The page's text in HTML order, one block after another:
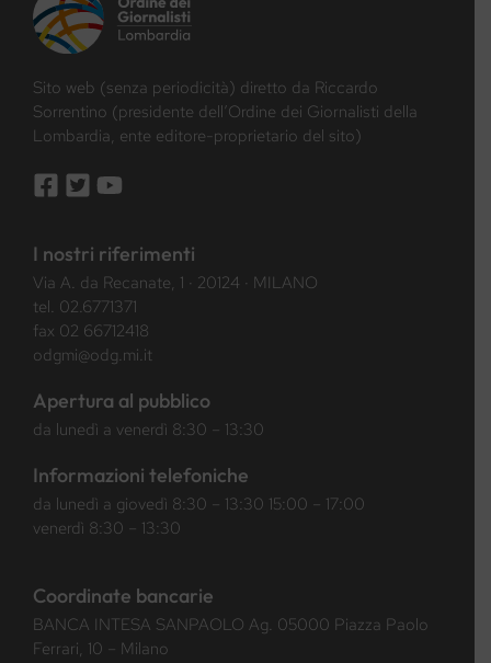
Sito web (senza periodicità) diretto da Riccardo
Sorrentino (presidente dell’Ordine dei Giornalisti della
Lombardia, ente editore-proprietario del sito)
I nostri riferimenti
Via A. da Recanate, 1 · 20124 · MILANO
tel. 02.6771371
fax 02 66712418
odgmi@odg.mi.it
Apertura al pubblico
da lunedì a venerdì 8:30 – 13:30
Informazioni telefoniche
da lunedì a giovedì 8:30 – 13:30 15:00 – 17:00
venerdì 8:30 – 13:30
Coordinate bancarie
BANCA INTESA SANPAOLO Ag. 05000 Piazza Paolo
Ferrari, 10 – Milano